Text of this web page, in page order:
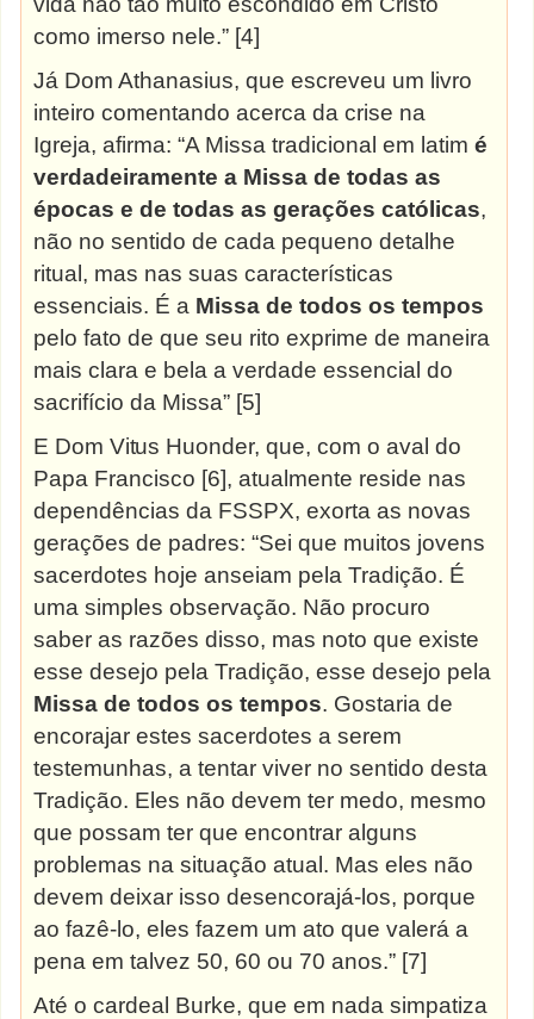
como imerso nele.” [4]
Já Dom Athanasius, que escreveu um livro
inteiro comentando acerca da crise na
Igreja, afirma: “A Missa tradicional em latimé
verdadeiramente a Missa de todas as
épocas e de todas as gerações católicas,
não no sentido de cada pequeno detalhe
ritual, mas nas suas características
essenciais. É a Missa de todos os tempos
pelo fato de que seu rito exprime de maneira
mais clara e bela a verdade essencial do
sacrifício da Missa” [5]
E DomVitus Huonder, que, com o aval do
Papa Francisco [6], atualmente reside nas
dependências da FSSPX, exorta as novas
gerações de padres: “Sei que muitos jovens
sacerdotes hoje anseiam pela Tradição. É
uma simples observação. Não procuro
saber as razões disso, mas noto que existe
esse desejo pela Tradição, esse desejo pela
Missa de todos os tempos. Gostaria de
encorajar estes sacerdotes a serem
testemunhas, a tentar viver no sentido desta
Tradição. Eles não devem ter medo, mesmo
que possam ter que encontrar alguns
problemas na situação atual. Mas eles não
devem deixar isso desencorajá-los, porque
ao fazê-lo, eles fazem um ato que valerá a
pena em talvez 50, 60 ou 70 anos.” [7]
Até o cardeal Burke, que em nada simpatiza